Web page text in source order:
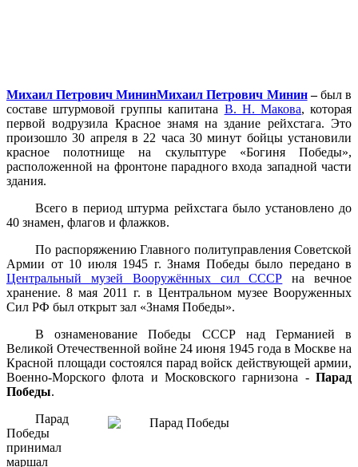
Михаил Петрович МининМихаил Петрович Минин–был в
составе штурмовой группы капитана В. Н. Макова, которая
первой водрузила Красное знамя на здание рейхстага. Это
произошло 30 апреля в 22 часа 30 минут бойцы установили
красное полотнище на скульптуре «Богиня Победы»,
расположенной на фронтоне парадного входа западной части
здания.
Всего в период штурма рейхстага было установлено до
40 знамен, флагов и флажков.
По распоряжению Главного политуправления Советской
Армии от 10 июля 1945 г. Знамя Победы было передано в
Центральный музей Вооружённых сил СССР на вечное
хранение. 8 мая 2011 г. в Центральном музее Вооруженных
Сил РФ был открыт зал «Знамя Победы».
В ознаменование Победы СССР над Германией в
Великой Отечественной войне 24 июня 1945 года в Москве на
Красной площади состоялся парад войск действующей армии,
Военно-Морского флота и Московского гарнизона - Парад
Победы.
Парад
Победы
принимал
маршал